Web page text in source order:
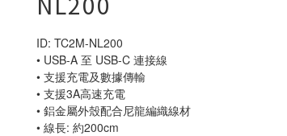
ID: TC2M-NL200
• USB-A 至 USB-C 連接線
• 支援充電及數據傳輸
• 支援3A高速充電
• 鋁金屬外殼配合尼龍編織線材
• 線長: 約200cm